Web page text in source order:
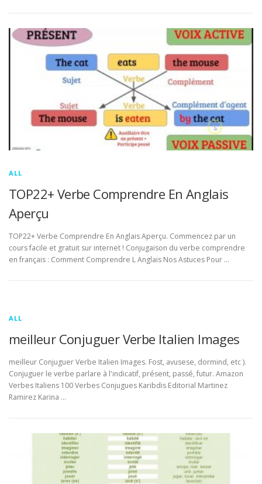
ALL
TOP22+ Verbe Comprendre En Anglais
Aperçu
TOP22+ Verbe Comprendre En Anglais Aperçu. Commencez par un
cours facile et gratuit sur internet ! Conjugaison du verbe comprendre
en français : Comment Comprendre L Anglais Nos Astuces Pour …
ALL
meilleur Conjuguer Verbe Italien Images
meilleur Conjuguer Verbe Italien Images. Fost, avusese, dormind, etc ).
Conjuguer le verbe parlare à l'indicatif, présent, passé, futur. Amazon
Verbes Italiens 100 Verbes Conjugues Karibdis Editorial Martinez
Ramirez Karina …